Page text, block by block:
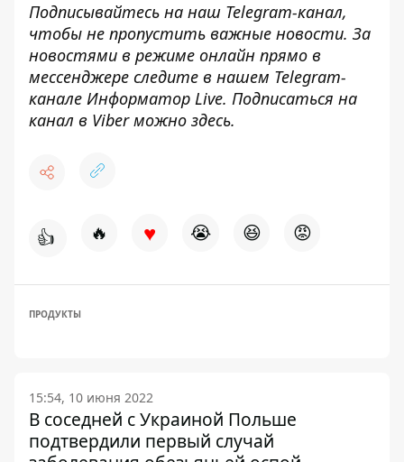
Подписывайтесь на наш Telegram-канал,
чтобы не пропустить важные новости. За
новостями в режиме онлайн прямо в
мессенджере следите в нашем Telegram-
канале Информатор Live. Подписаться на
канал в Viber можно здесь.
👍 🔥 ♥ 😭 😆 😡
ПРОДУКТЫ
15:54, 10 июня 2022
В соседней с Украиной Польше
подтвердили первый случай